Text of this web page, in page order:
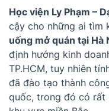
Học viện Ly Phạm –
cậy cho những ai tìm
uống mở quán tại Hà
định hướng kinh
TP.HCM, tuy nhiên
đã đào tạo thành
quốc, trong đó có rất